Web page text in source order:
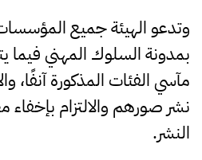
وتدعو الهيئة جميع المؤسسات
بمدونة السلوك المهني فيما
مآسي الفئات المذكورة آنفًا،
نشر صورهم والالتزام
النشر.